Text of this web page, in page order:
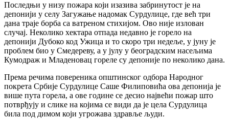
Последњи у низу пожара који изазива забринутост је на
депонији у селу Загужање надомак Сурдулице, где већ три
дана траје борба са ватреном стихијом. Ово није излован
случај. Неколико хектара отпада недавно је горело на
депонији Дубоко код Ужица и то скоро три недеље, у јуну је
проблем био у Смедереву, а у јулу у београдским насељима
Кумодраж и Младеновац гореле су депоније по неколико дана.
Према речима повереника општинског одбора Народног
покрета Србије Сурдулице Саше Филиповића ова депонија је
више пута горела, а ове године се десио највећи пожар што
потврђују и слике на којима се види да је цела Сурдулица
била под димом који угрожава здравље људи.